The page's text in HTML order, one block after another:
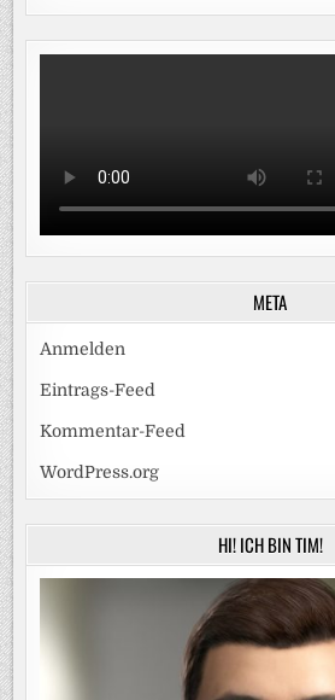
META
Anmelden
Eintrags-Feed
Kommentar-Feed
WordPress.org
HI! ICH BIN TIM!